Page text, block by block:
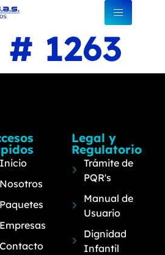
1263
Inicio
Nosotros
Paquetes
Empresas
Contacto
Legal y
Regulatorio
Trámite de
PQR's
Manual de
Usuario
Dignidad
Infantil